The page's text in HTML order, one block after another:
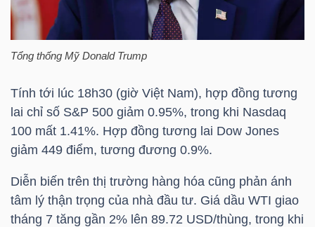
Tổng thống Mỹ Donald Trump
Tính tới lúc 18h30 (giờ Việt Nam), hợp đồng tương
lai chỉ số S&P 500 giảm 0.95%, trong khi Nasdaq
100 mất 1.41%. Hợp đồng tương lai Dow Jones
giảm 449 điểm, tương đương 0.9%.
Diễn biến trên thị trường hàng hóa cũng phản ánh
tâm lý thận trọng của nhà đầu tư. Giá dầu WTI giao
tháng 7 tăng gần 2% lên 89.72 USD/thùng, trong khi
HÓA
TẾ
THẾ
GIỚI